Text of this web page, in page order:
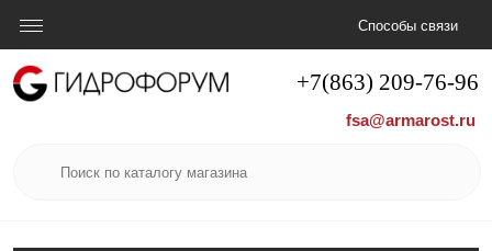
+7(863) 209-76-96
fsa@armarost.ru
Способы связи